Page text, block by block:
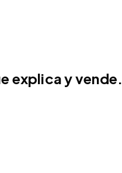
explica y vende.